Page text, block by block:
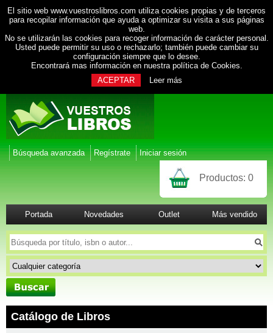
El sitio web www.vuestroslibros.com utiliza cookies propias y de terceros
para recopilar información que ayuda a optimizar su visita a sus páginas
web.
No se utilizarán las cookies para recoger información de carácter personal.
Usted puede permitir su uso o rechazarlo; también puede cambiar su
configuración siempre que lo desee.
Encontrará mas información en nuestra política de Cookies.
ACEPTAR
Leer más
Búsqueda avanzada Regístrate Iniciar sesión
Productos: 0
Portada Novedades Outlet Más vendido
Catálogo de Libros